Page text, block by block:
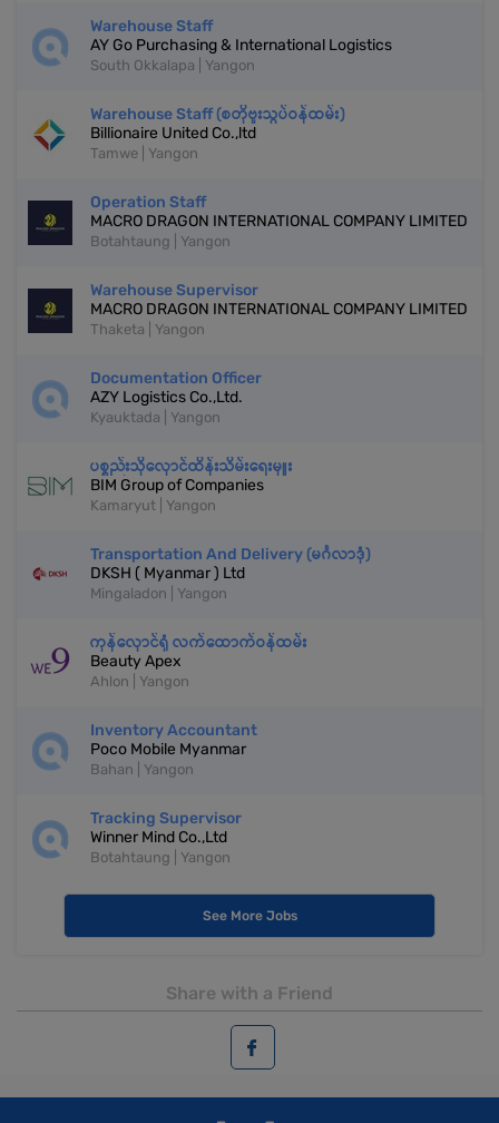
Warehouse Staff
AY Go Purchasing & International Logistics
South Okkalapa | Yangon
Warehouse Staff (စတိုဗူးသွပ်ဝန်ထမ်း)
Billionaire United Co.,ltd
Tamwe | Yangon
Operation Staff
MACRO DRAGON INTERNATIONAL COMPANY LIMITED
Botahtaung | Yangon
Warehouse Supervisor
MACRO DRAGON INTERNATIONAL COMPANY LIMITED
Thaketa | Yangon
Documentation Officer
AZY Logistics Co.,Ltd.
Kyauktada | Yangon
ပစ္စည်းသိုလှောင်ထိန်းသိမ်းရေးမှူး
BIM Group of Companies
Kamaryut | Yangon
Transportation And Delivery (မင်္ဂလာဒုံ)
DKSH ( Myanmar ) Ltd
Mingaladon | Yangon
ကုန်လှောင်ရုံ လက်ထောက်ဝန်ထမ်း
Beauty Apex
Ahlon | Yangon
Inventory Accountant
Poco Mobile Myanmar
Bahan | Yangon
Tracking Supervisor
Winner Mind Co.,Ltd
Botahtaung | Yangon
See More Jobs
Share with a Friend